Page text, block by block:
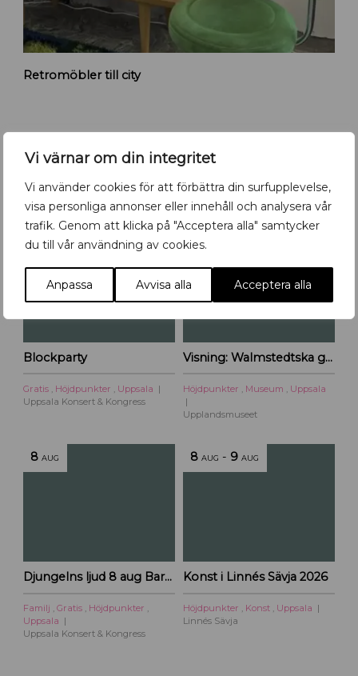
Vi värnar om din integritet
Vi använder cookies för att förbättra din surfupplevelse,
visa personliga annonser eller innehåll och analysera vår
trafik. Genom att klicka på "Acceptera alla" samtycker
du till vår användning av cookies.
Anpassa Avvisa alla Acceptera alla
l
e
ö
e
r
f
r
t
l
i
t
Retromöbler till city
Det händer i Uppsala- kolla in vår
kalender!
8 AUG
Blockparty
Gratis Höjdpunkter
Uppsala
Uppsala Konsert & Kongress
8
Visning: Walmstedtska gården
Höjdpunkter Museum Uppsala
Upplandsmuseet
8 AUG
Djungelns ljud 8 aug Barnföreställning
Familj , Gratis , Höjdpunkter ,
Uppsala
Uppsala Konsert & Kongress
8 AUG - 9 AUG
Konst i Linnés Sävja 2026
Höjdpunkter , Konst , Uppsala
Linnés Sävja